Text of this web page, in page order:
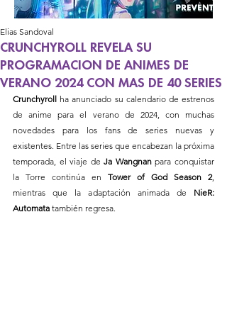
CRUNCHYROLL REVELA SU
PROGRAMACION DE ANIMES DE
VERANO 2024 CON MAS DE 40 SERIES
Elias Sandoval
Crunchyroll ha anunciado su calendario de estrenos
de anime para el verano de 2024, con muchas
novedades para los fans de series nuevas y
existentes. Entre las series que encabezan la próxima
temporada, el viaje de Ja Wangnan para conquistar
la Torre continúa en Tower of God Season 2,
mientras que la adaptación animada de NieR:
Automata también regresa.